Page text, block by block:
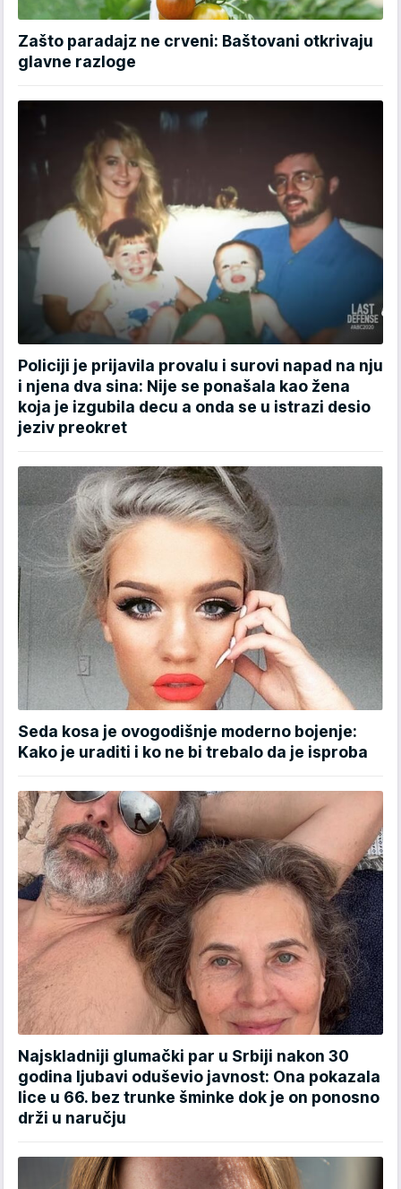
Zašto paradajz ne crveni: Baštovani otkrivaju
glavne razloge
Policiji je prijavila provalu i surovi napad na nju
i njena dva sina: Nije se ponašala kao žena
koja je izgubila decu a onda se u istrazi desio
jeziv preokret
Seda kosa je ovogodišnje moderno bojenje:
Kako je uraditi i ko ne bi trebalo da je isproba
Najskladniji glumački par u Srbiji nakon 30
godina ljubavi oduševio javnost: Ona pokazala
lice u 66. bez trunke šminke dok je on ponosno
drži u naručju